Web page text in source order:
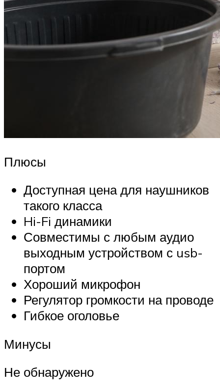
Плюсы
Доступная цена для наушников
такого класса
Hi-Fi динамики
Совместимы с любым аудио
выходным устройством с usb-
портом
Хороший микрофон
Регулятор громкости на проводе
Гибкое оголовье
Минусы
Не обнаружено